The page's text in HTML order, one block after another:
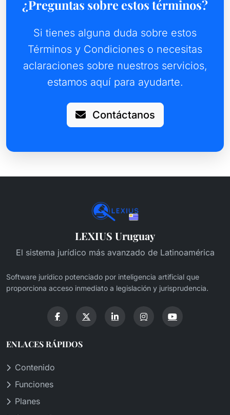
¿Preguntas sobre estos términos?
Si tienes alguna duda sobre estos
Términos y Condiciones o necesitas
aclaraciones sobre nuestros servicios,
estamos aquí para ayudarte.
Contáctanos
LEXIUS Uruguay
El sistema jurídico más avanzado de Latinoamérica
Software jurídico potenciado por inteligencia artificial que
proporciona acceso inmediato a legislación y jurisprudencia.
ENLACES RÁPIDOS
Contenido
Funciones
Planes